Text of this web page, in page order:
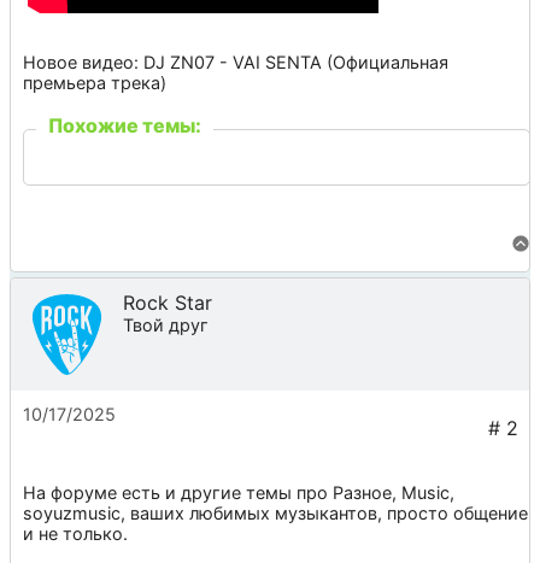
Новое видео: DJ ZN07 - VAI SENTA (Официальная
премьера трека)
Похожие темы:
Rock Star
Твой друг
10/17/2025
На форуме есть и другие темы про Разное, Music,
soyuzmusic, ваших любимых музыкантов, просто общение
и не только.